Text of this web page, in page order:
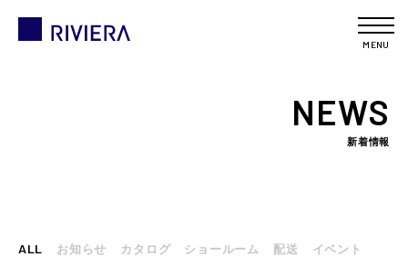
MENU
NEWS
新着情報
ALL お知らせ カタログ ショールーム 配送 イベント